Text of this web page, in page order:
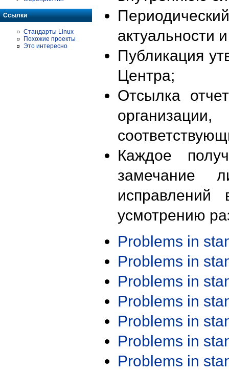
Ссылки
Стандарты Linux
Похожие проекты
Это интересно
актуальности
Публикация
Центра;
Отсылка
Каждое
замечание
исправлений
усмотрению
Problems in
Problems in
Problems in
Problems in
Problems in
Problems in
Problems in